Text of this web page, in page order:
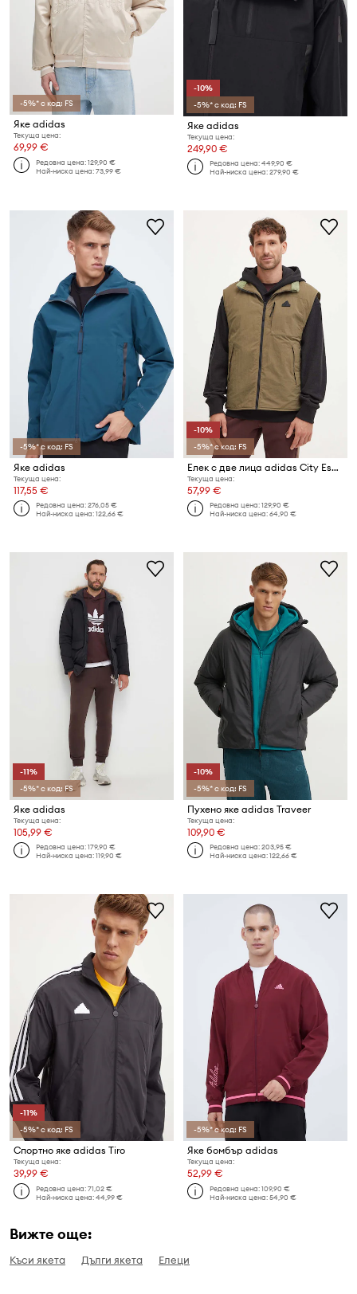
-5%* с код: FS
Яке adidas
Текуща цена:
69,99 €
Редовна цена:129,90 €
Най-ниска цена:73,99 €
-10%
-5%* с код: FS
Яке adidas
Текуща цена:
249,90 €
Редовна цена:449,90 €
Най-ниска цена:279,90 €
-5%* с код: FS
Яке adidas
Текуща цена:
117,55 €
Редовна цена:276,05 €
Най-ниска цена:122,66 €
-10%
-5%* с код: FS
Елек с две лица adidas City Escape
Текуща цена:
57,99 €
Редовна цена:129,90 €
Най-ниска цена:64,90 €
-11%
-5%* с код: FS
Яке adidas
Текуща цена:
105,99 €
Редовна цена:179,90 €
Най-ниска цена:119,90 €
-10%
-5%* с код: FS
Пухено яке adidas Traveer
Текуща цена:
109,90 €
Редовна цена:203,95 €
Най-ниска цена:122,66 €
-11%
-5%* с код: FS
Спортно яке adidas Tiro
Текуща цена:
39,99 €
Редовна цена:71,02 €
Най-ниска цена:44,99 €
-5%* с код: FS
Яке бомбър adidas
Текуща цена:
52,99 €
Редовна цена:109,90 €
Най-ниска цена:54,90 €
Вижте още:
Къси якета Дълги якета Елеци